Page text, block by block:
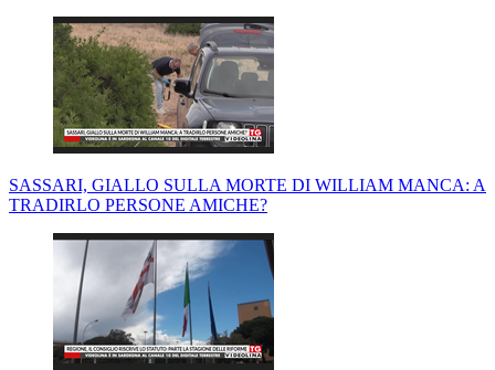
SASSARI, GIALLO SULLA MORTE DI WILLIAM MANCA: A
TRADIRLO PERSONE AMICHE?